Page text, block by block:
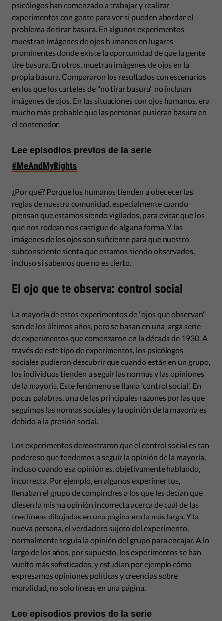
psicólogos han comenzado a trabajar y realizar
experimentos con gente para ver si pueden abordar el
problema de tirar basura. En algunos experimentos
muestran imágenes de ojos humanos en lugares
prominentes donde existe la oportunidad de que la gente
tire basura. En otros, muetran imágenes de ojos en la
propia basura. Compararon los resultados con escenarios
en los que los carteles de "no tirar basura" no incluían
imágenes de ojos. En las situaciones con ojos humanos, era
mucho más probable que las personas pusieran basura en
el contenedor.
Lee episodios previos de la serie
#MeAndMyRights
¿Por qué? Porque los humanos tienden a obedecer las
reglas de nuestra comunidad, especialmente cuando
piensan que estamos siendo vigilados, para evitar que los
que nos rodean nos castigue de alguna forma. Y las
imágenes de los ojos son suficiente para que nuestro
subconsciente sienta que estamos siendo observados,
incluso si sabemos que no es cierto.
El ojo que te observa: control social
La mayoría de estos experimentos de "ojos que observan"
son de los últimos años, pero se basan en una larga serie
de experimentos que comenzaron en la década de 1930. A
través de este tipo de experimentos, los psicólogos
sociales pudieron descubrir que cuando están en un grupo,
los individuos tienden a seguir las normas y las opiniones
de la mayoría. Este fenómeno se llama 'control social'. En
pocas palabras, una de las principales razones por las que
seguimos las normas sociales y la opinión de la mayoría es
debido a la presión social.
Los experimentos demostraron que el control social es tan
poderoso que tendemos a seguir la opinión de la mayoría,
incluso cuando esa opinión es, objetivamente hablando,
incorrecta. Por ejemplo, en algunos experimentos,
llenaban el grupo de compinches a los que les decían que
diesen la misma opinión incorrecta acerca de cuál de las
tres líneas dibujadas en una página era la más larga. Y la
nueva persona, el verdadero sujeto del experimento,
normalmente seguía la opinión del grupo para encajar. A lo
largo de los años, por supuesto, los experimentos se han
vuelto más sofisticados, y estudian por ejemplo cómo
expresamos opiniones políticas y creencias sobre
moralidad, no solo líneas en una página.
Lee episodios previos de la serie